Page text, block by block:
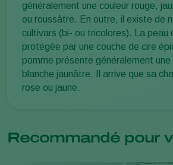
généralement une couleur rouge,
ou roussâtre. En outre, il existe de
cultivars (bi- ou tricolores). La peau
protégée par une couche de cire
pomme présente généralement une
blanche jaunâtre. Il arrive que sa
rose ou jaune.
Recommandé pour